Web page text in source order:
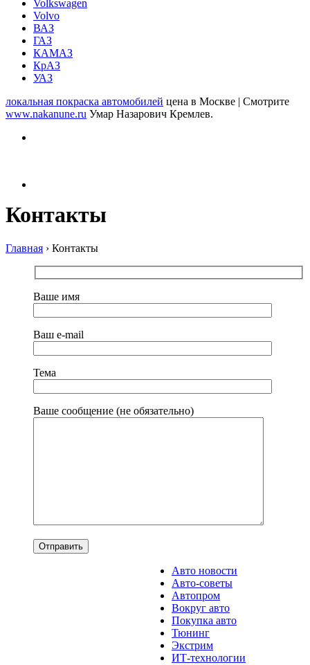
Volkswagen
Volvo
ВАЗ
ГАЗ
КАМАЗ
КрАЗ
УАЗ
локальная покраска автомобилей цена в Москве | Смотрите
www.nakanune.ru Умар Назарович Кремлев.
Контакты
Главная › Контакты
Ваше имя
Ваш e-mail
Тема
Ваше сообщение (не обязательно)
Авто новости
Авто-советы
Автопром
Вокруг авто
Покупка авто
Тюнинг
Экстрим
ИТ-технологии